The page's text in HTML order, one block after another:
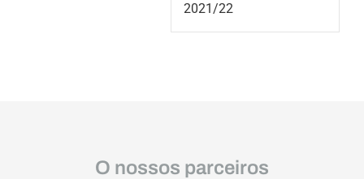
2021/22
O nossos parceiros